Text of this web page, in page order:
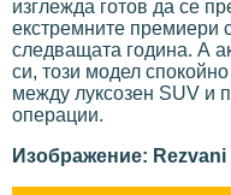
изглежда готов да се
екстремните премиери
следващата година. А
си, този модел
между луксозен SUV и
операции.
Изображение: